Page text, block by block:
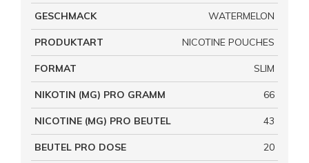
GESCHMACK WATERMELON
PRODUKTART NICOTINE POUCHES
FORMAT SLIM
NIKOTIN (MG) PRO GRAMM 66
NICOTINE (MG) PRO BEUTEL 43
BEUTEL PRO DOSE 20